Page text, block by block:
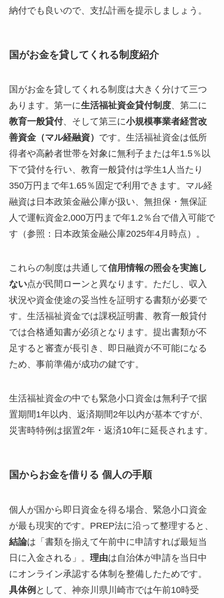
納付でも良いので、支払計画を提示しましょう。
国がお金を貸してくれる制度紹介
国がお金を貸してくれる制度は大きく分けて三つ
あります。第一に生活福祉資金貸付制度、第二に
教育一般貸付、そして第三に小規模事業者経営改
善資金（マル経融資） です。生活福祉資金は低所
得者や高齢者世帯を対象に無利子または年1.5％以
下で貸付を行い、教育一般貸付は学生1人当たり
350万円まで年1.65％固定で利用できます。マル経
融資は日本政策金融公庫が扱い、無担保・無保証
人で運転資金2,000万円まで年1.2％台で借入可能で
す（参照：日本政策金融公庫2025年4月時点）。
これらの制度は共通して信用情報の照会を実施し
ない点が民間ローンと異なります。ただし、収入
状況や資金使途の妥当性を証明する書類が必要で
す。生活福祉資金では課税証明書、教育一般貸付
では合格通知書が必須となります。提出書類が不
足すると審査が長引き、即日融資が不可能になる
ため、事前準備が成功の鍵です。
生活福祉資金の中でも緊急小口資金は無利子で据
置期間1年以内、返済期間2年以内が基本ですが、
災害時特例は据置2年・返済10年に延長されます。
国からお金を借りる 個人の手順
個人が国から即日資金を得る場合、緊急小口資金
が最も現実的です。PREP法に沿って整理すると、
結論は「書類を揃えて午前中に申請すれば最短当
日に入金される」。 理由は自治体が申請を当日中
にオンライン承認する体制を整備したためです。
具体例 として、神奈川県川崎市では午前10時受